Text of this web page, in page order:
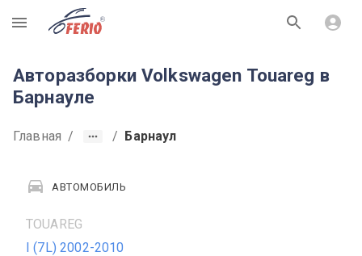
R
Авторазборки Volkswagen Touareg в
Барнауле
Главная / / Барнаул
АВТОМОБИЛЬ
TOUAREG
I (7L) 2002-2010